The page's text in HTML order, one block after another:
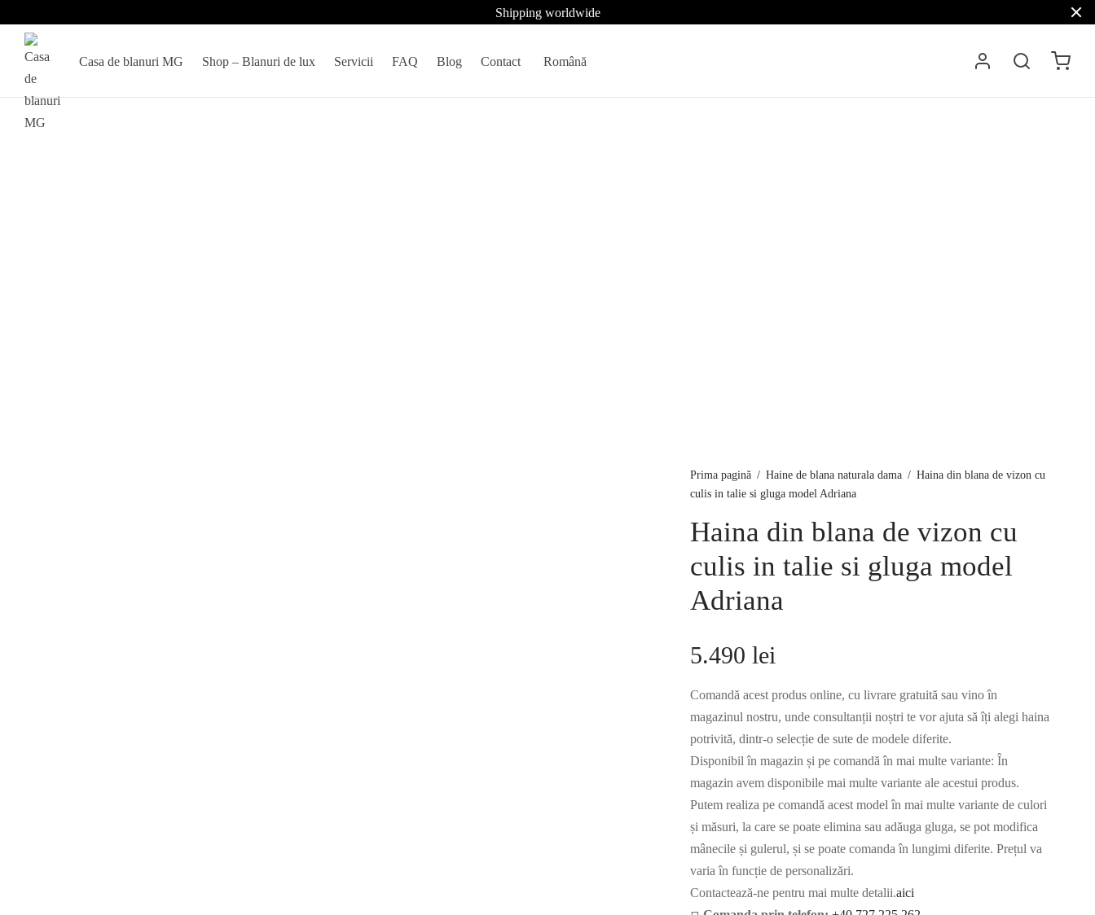
Shipping worldwide
Casa de blanuri MG Shop – Blanuri de lux Servicii FAQ Blog Contact Română
Prima pagină / Haine de blana naturala dama / Haina din blana de vizon cu
culis in talie si gluga model Adriana
Haina din blana de vizon cu
culis in talie si gluga model
Adriana
5.490 lei
Comandă acest produs online, cu livrare gratuită sau vino în
magazinul nostru, unde consultanții noștri te vor ajuta să îți alegi haina
potrivită, dintr-o selecție de sute de modele diferite.
Disponibil în magazin și pe comandă în mai multe variante: În
magazin avem disponibile mai multe variante ale acestui produs.
Putem realiza pe comandă acest model în mai multe variante de culori
și măsuri, la care se poate elimina sau adăuga gluga, se pot modifica
mânecile și gulerul, și se poate comanda în lungimi diferite. Prețul va
varia în funcție de personalizări.
Contactează-ne pentru mai multe detalii.aici